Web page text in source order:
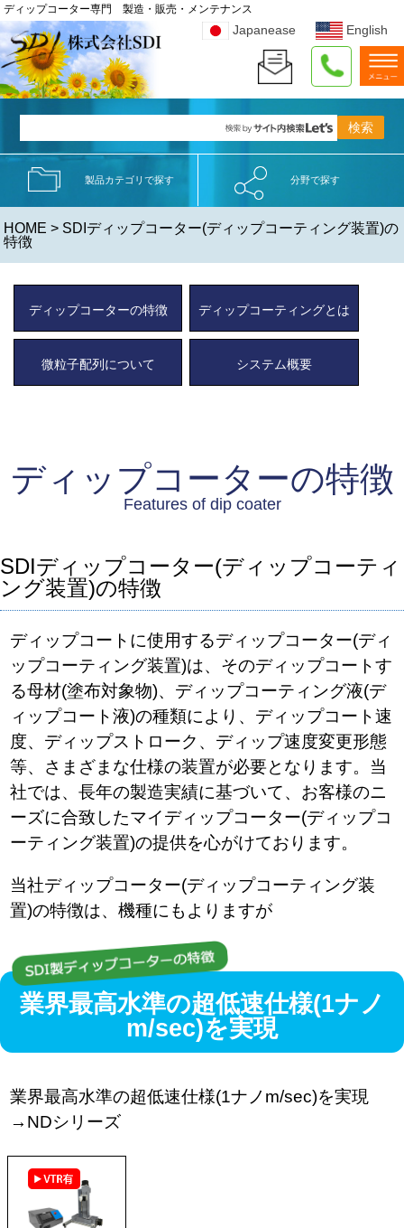
ディップコーター専門 製造・販売・メンテナンス
Japanease English
製品カテゴリで探す 分野で探す
HOME > SDIディップコーター(ディップコーティング装置)の
特徴
ディップコーターの特徴 ディップコーティングとは
微粒子配列について システム概要
ディップコーターの特徴
Features of dip coater
SDIディップコーター(ディップコーティ
ング装置)の特徴
ディップコートに使用するディップコーター(ディ
ップコーティング装置)は、そのディップコートす
る母材(塗布対象物)、ディップコーティング液(デ
ィップコート液)の種類により、ディップコート速
度、ディップストローク、ディップ速度変更形態
等、さまざまな仕様の装置が必要となります。当
社では、長年の製造実績に基づいて、お客様のニ
ーズに合致したマイディップコーター(ディップコ
ーティング装置)の提供を心がけております。
当社ディップコーター(ディップコーティング装
置)の特徴は、機種にもよりますが
業界最高水準の超低速仕様(1ナノ
m/sec)を実現
業界最高水準の超低速仕様(1ナノm/sec)を実現
→ NDシリーズ